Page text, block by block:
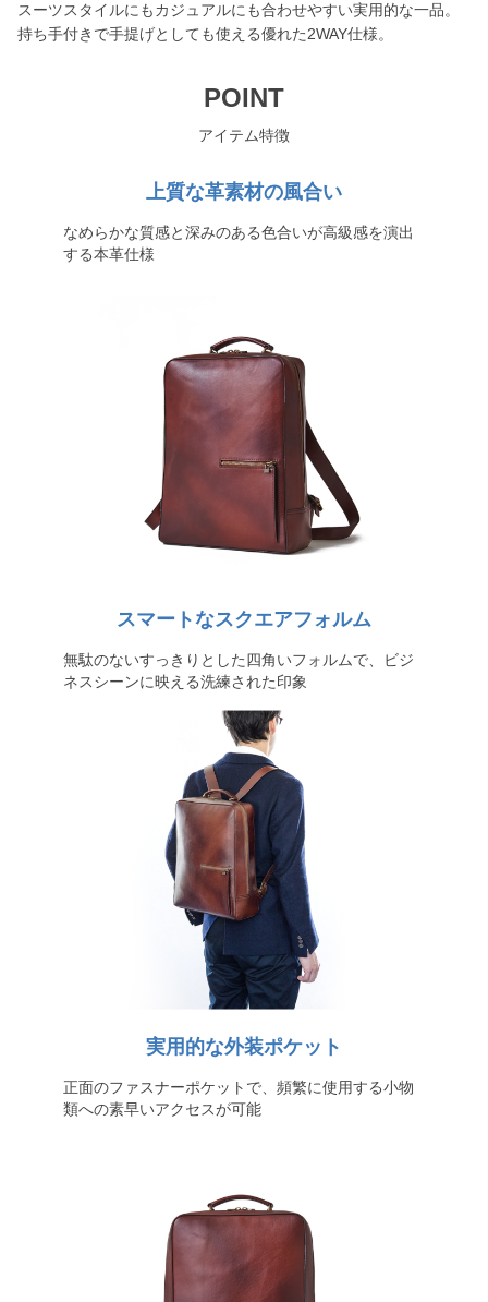
スーツスタイルにもカジュアルにも合わせやすい実用的な一品。
持ち手付きで手提げとしても使える優れた2WAY仕様。
POINT
アイテム特徴
上質な革素材の風合い
なめらかな質感と深みのある色合いが高級感を演出
する本革仕様
スマートなスクエアフォルム
無駄のないすっきりとした四角いフォルムで、ビジ
ネスシーンに映える洗練された印象
実用的な外装ポケット
正面のファスナーポケットで、頻繁に使用する小物
類への素早いアクセスが可能